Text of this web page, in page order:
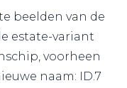
beelden van de
estate-variant
voorheen
naam: ID.7